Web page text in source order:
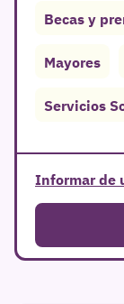
Becas y
Mayores
Servicios
Informar de